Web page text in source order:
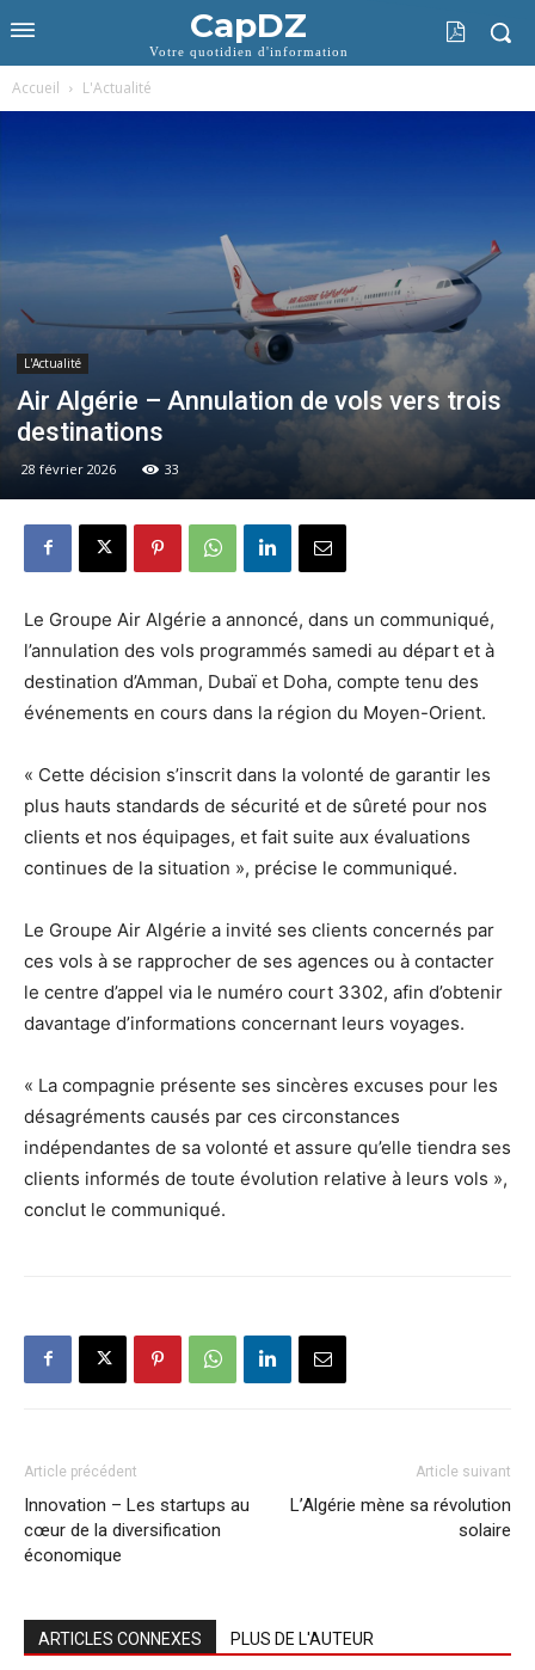
CapDZ
Votre quotidien d'information
Accueil L'Actualité
L'Actualité
Air Algérie – Annulation de vols vers trois
destinations
28 février 2026 33
Le Groupe Air Algérie a annoncé, dans un communiqué,
l’annulation des vols programmés samedi au départ et à
destination d’Amman, Dubaï et Doha, compte tenu des
événements en cours dans la région du Moyen-Orient.
« Cette décision s’inscrit dans la volonté de garantir les
plus hauts standards de sécurité et de sûreté pour nos
clients et nos équipages, et fait suite aux évaluations
continues de la situation », précise le communiqué.
Le Groupe Air Algérie a invité ses clients concernés par
ces vols à se rapprocher de ses agences ou à contacter
le centre d’appel via le numéro court 3302, afin d’obtenir
davantage d’informations concernant leurs voyages.
« La compagnie présente ses sincères excuses pour les
désagréments causés par ces circonstances
indépendantes de sa volonté et assure qu’elle tiendra ses
clients informés de toute évolution relative à leurs vols »,
conclut le communiqué.
Article précédent
Innovation – Les startups au
cœur de la diversification
économique
Article suivant
L’Algérie mène sa révolution
solaire
ARTICLES CONNEXES PLUS DE L'AUTEUR